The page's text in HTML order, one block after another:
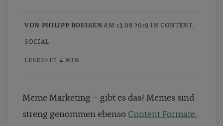
VON PHILIPP BOELSEN AM 13.08.2019 IN CONTENT,
SOCIAL
LESEZEIT: 4 MIN
Meme Marketing – gibt es das? Memes sind
streng genommen ebenso Content Formate,